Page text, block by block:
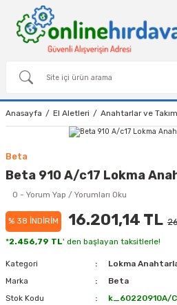
Anasayfa El Aletleri Anahtarlar ve
Beta
Beta 910 A/c17 Lokma
0 - Yorum Yap / Yorumları Oku
% 38 İNDİRİM 16.201,14 TL
*2.456,79 TL' den başlayan taksitlerle!
Kategori
Lokma
Marka
Beta
Stok Kodu
k_60220910A/